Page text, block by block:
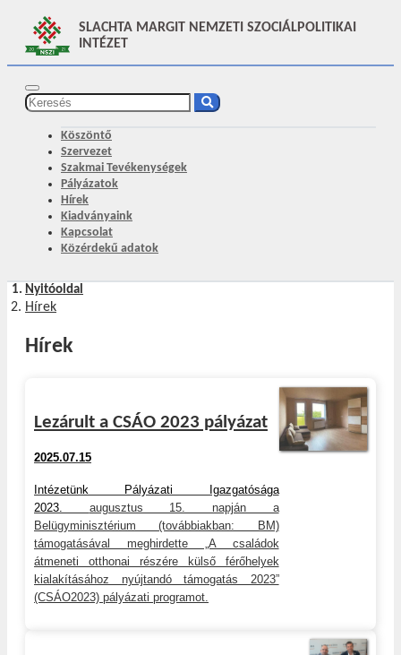
SLACHTA MARGIT NEMZETI SZOCIÁLPOLITIKAI
INTÉZET
Köszöntő
Szervezet
Szakmai Tevékenységek
Pályázatok
Hírek
Kiadványaink
Kapcsolat
Közérdekű adatok
Nyitóoldal
Hírek
Hírek
Lezárult a CSÁO 2023 pályázat
2025.07.15
Intézetünk Pályázati Igazgatósága
2023. augusztus 15. napján a
Belügyminisztérium (továbbiakban: BM)
támogatásával meghirdette „A családok
átmeneti otthonai részére külső férőhelyek
kialakításához nyújtandó támogatás 2023”
(CSÁO2023) pályázati programot.